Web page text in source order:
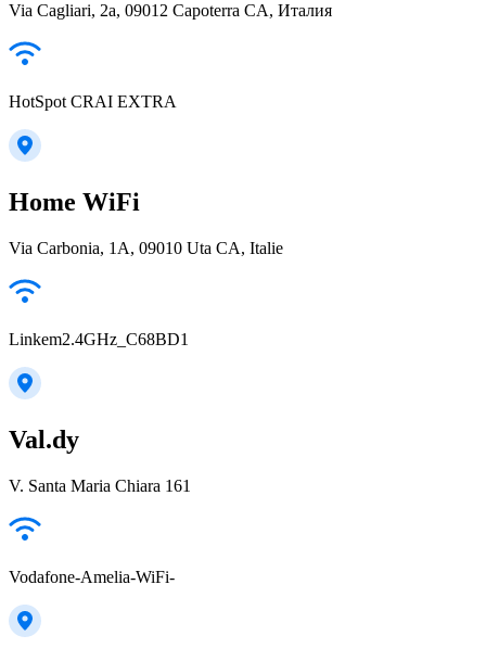
Via Cagliari, 2a, 09012 Capoterra CA, Италия
HotSpot CRAI EXTRA
Home WiFi
Via Carbonia, 1A, 09010 Uta CA, Italie
Linkem2.4GHz_C68BD1
Val.dy
V. Santa Maria Chiara 161
Vodafone-Amelia-WiFi-